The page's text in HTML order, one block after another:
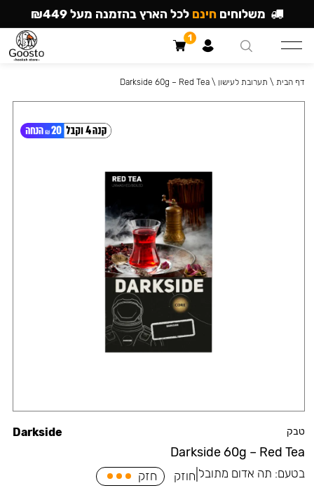
טבק
Darkside 60g – Red Tea
Darkside
בטעם: תה אדום מתובל חוזק חזק
דף הבית \ תערובת לעישון \
Darkside 60g – Red Tea
משלוחים חינם לכל הארץ בהזמנה מעל ₪449
1